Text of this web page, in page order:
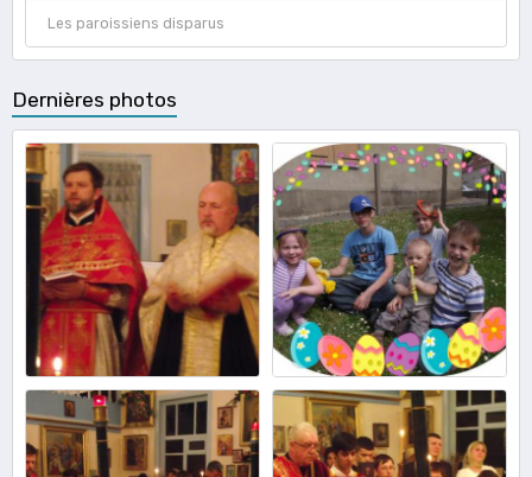
Les paroissiens disparus
Dernières photos